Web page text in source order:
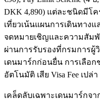
DKK 4,890) แต่ละชนิดมีโ
เที่ยวเน้นแผนการเดินทางแ
จดหมายเชิญและความสัม
ผ่านการรับรองที่กรมการผู้
เดนมาร์กก่อนยื่น การเลือ
อัตโนมัติ เสีย Visa Fee เปล่า
เคล็ดลับเฉพาะเดนมาร์กจา